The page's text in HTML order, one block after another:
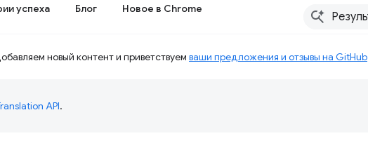
успеха Блог Новое в Chrome
новый контент и приветствуем ваши предложения и отзывы на GitHub
API.